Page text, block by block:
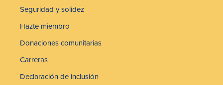
Seguridad y solidez
Hazte miembro
Donaciones comunitarias
Carreras
Declaración de inclusión